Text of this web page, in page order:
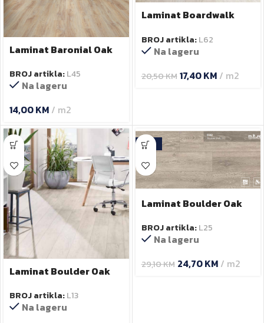
Laminat Baronial Oak
BROJ artikla:L45
Na lageru
14,00KM m2
Laminat Boardwalk
BROJ artikla:L62
Na lageru
20,50KM 17,40KM m2
Laminat Boulder Oak
BROJ artikla:L13
Na lageru
-15%
Laminat Boulder Oak
BROJ artikla:L25
Na lageru
29,10KM 24,70KM m2